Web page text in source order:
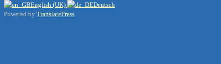
English (UK)
Deutsch
Powered by TranslatePress